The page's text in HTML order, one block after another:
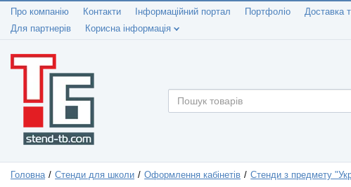
Про компанію Контакти Інформаційний портал Портфоліо Доставка
Для партнерів
Корисна інформація
Головна Стенди для школи Оформлення кабінетів Стенди з предмету